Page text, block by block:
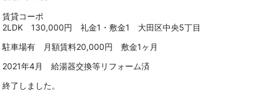
賃貸コーポ
2LDK 130,000円 礼金1・敷金1 大田区中央5丁目
駐車場有 月額賃料20,000円 敷金1ヶ月
2021年4月 給湯器交換等リフォーム済
終了しました。